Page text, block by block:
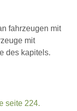
fahrzeugen mit
mit
des kapitels.
seite 224.